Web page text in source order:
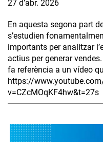
27 d’abr. 2026
En aquesta segona part
s’estudien
importants per analitzar
actius per generar
fa referència a un vídeo
https://
v=CZcMOqKF4hw&t=27s